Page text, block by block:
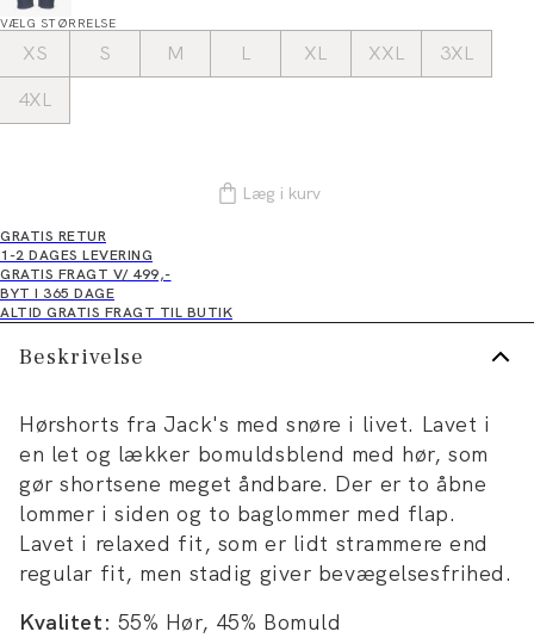
VÆLG STØRRELSE
XS S M L XL XXL
3XL
4XL
Læg i kurv
GRATIS RETUR
1-2 DAGES LEVERING
GRATIS FRAGT V/ 499,-
BYT I 365 DAGE
ALTID GRATIS FRAGT TIL BUTIK
Beskrivelse
Hørshorts fra Jack's med snøre i livet. Lavet i
en let og lækker bomuldsblend med hør, som
gør shortsene meget åndbare. Der er to åbne
lommer i siden og to baglommer med flap.
Lavet i relaxed fit, som er lidt strammere end
regular fit, men stadig giver bevægelsesfrihed.
Kvalitet: 55% Hør, 45% Bomuld